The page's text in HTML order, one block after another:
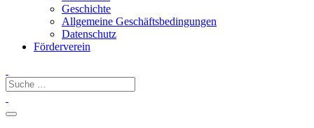
Geschichte
Allgemeine Geschäftsbedingungen
Datenschutz
Förderverein